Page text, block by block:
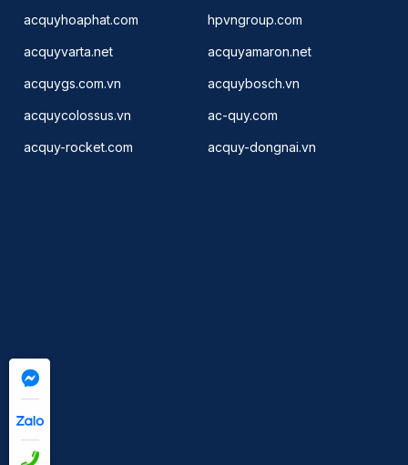
acquyhoaphat.com hpvngroup.com
acquyvarta.net acquyamaron.net
acquygs.com.vn acquybosch.vn
acquycolossus.vn ac-quy.com
acquy-rocket.com acquy-dongnai.vn